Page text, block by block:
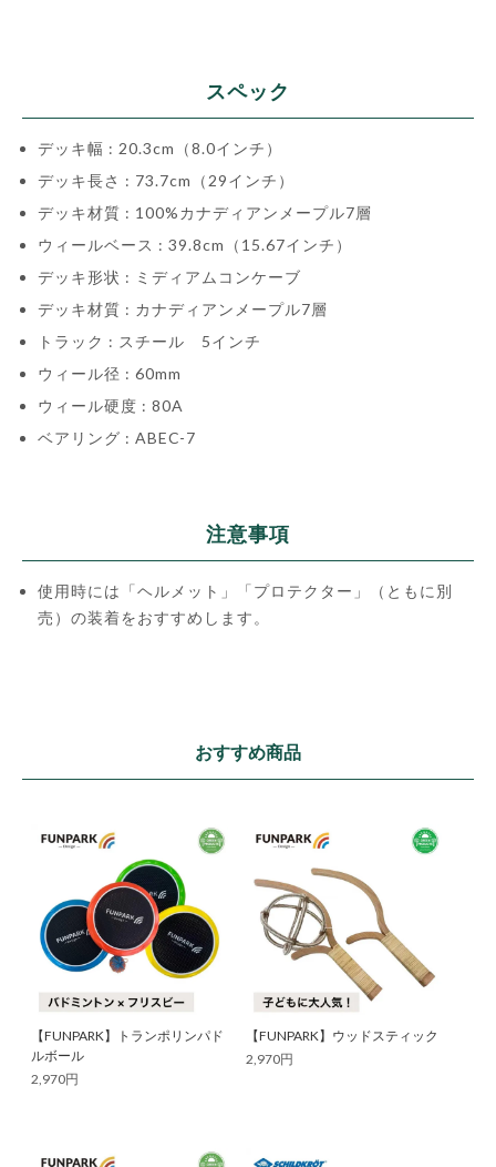
スペック
デッキ幅 : 20.3cm（8.0インチ）
デッキ長さ : 73.7cm（29インチ）
デッキ材質 : 100%カナディアンメープル7層
ウィールベース : 39.8cm（15.67インチ）
デッキ形状 : ミディアムコンケーブ
デッキ材質 : カナディアンメープル7層
トラック : スチール 5インチ
ウィール径 : 60mm
ウィール硬度 : 80A
ベアリング : ABEC-7
注意事項
使用時には「ヘルメット」「プロテクター」（ともに別
売）の装着をおすすめします。
おすすめ商品
【FUNPARK】トランポリンパド
ルボール
2,970円
【FUNPARK】ウッドスティック
2,970円